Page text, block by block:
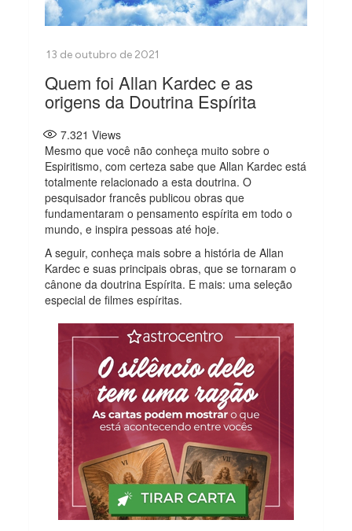
Quem foi Allan Kardec e as
origens da Doutrina Espírita
7.321 Views
Mesmo que você não conheça muito sobre o
Espiritismo, com certeza sabe que Allan Kardec está
totalmente relacionado a esta doutrina. O
pesquisador francês publicou obras que
fundamentaram o pensamento espírita em todo o
mundo, e inspira pessoas até hoje.
A seguir, conheça mais sobre a história de Allan
Kardec e suas principais obras, que se tornaram o
cânone da doutrina Espírita. E mais: uma seleção
especial de filmes espíritas.